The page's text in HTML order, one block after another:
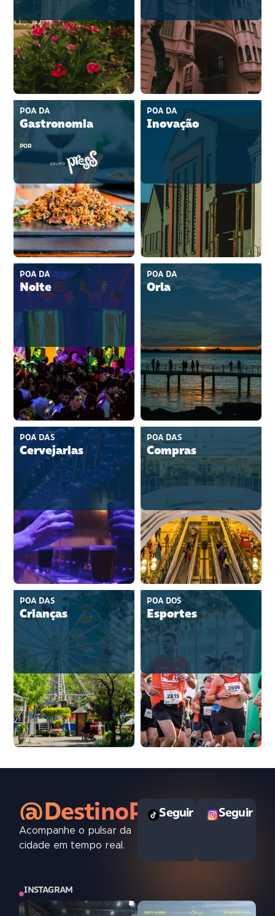
POA DA
Gastronomia
POR
POA DA
Inovação
POA DA
Noite
POA DA
Orla
POA DAS
Cervejarias
POA DAS
Compras
POA DAS
Crianças
POA DOS
Esportes
@DestinoPOAoficial
Acompanhe o pulsar da
cidade em tempo real.
Seguir Seguir
INSTAGRAM